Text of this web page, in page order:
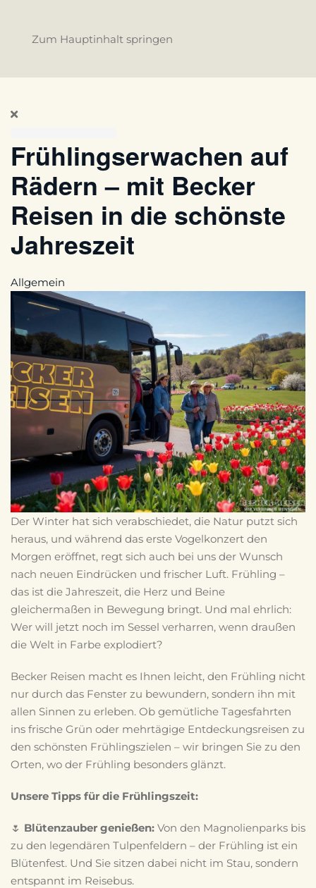
Zum Hauptinhalt springen
Frühlingserwachen auf
Rädern – mit Becker
Reisen in die schönste
Jahreszeit
Allgemein
Der Winter hat sich verabschiedet, die Natur putzt sich
heraus, und während das erste Vogelkonzert den
Morgen eröffnet, regt sich auch bei uns der Wunsch
nach neuen Eindrücken und frischer Luft. Frühling –
das ist die Jahreszeit, die Herz und Beine
gleichermaßen in Bewegung bringt. Und mal ehrlich:
Wer will jetzt noch im Sessel verharren, wenn draußen
die Welt in Farbe explodiert?
Becker Reisen macht es Ihnen leicht, den Frühling nicht
nur durch das Fenster zu bewundern, sondern ihn mit
allen Sinnen zu erleben. Ob gemütliche Tagesfahrten
ins frische Grün oder mehrtägige Entdeckungsreisen zu
den schönsten Frühlingszielen – wir bringen Sie zu den
Orten, wo der Frühling besonders glänzt.
Unsere Tipps für die Frühlingszeit:
🌷 Blütenzauber genießen: Von den Magnolienparks bis
zu den legendären Tulpenfeldern – der Frühling ist ein
Blütenfest. Und Sie sitzen dabei nicht im Stau, sondern
entspannt im Reisebus.